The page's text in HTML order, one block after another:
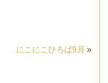
にこにこひろば9月 »